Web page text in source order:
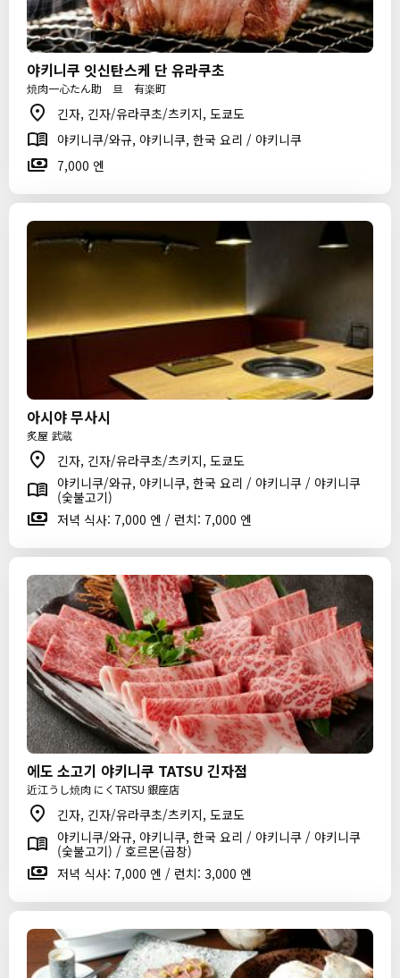
야키니쿠 잇신탄스케 단 유라쿠초
焼肉一心たん助 旦 有楽町
긴자, 긴자/유라쿠초/츠키지, 도쿄도
야키니쿠/와규, 야키니쿠, 한국 요리 / 야키니쿠
7,000 엔
아시야 무사시
炙屋 武蔵
긴자, 긴자/유라쿠초/츠키지, 도쿄도
야키니쿠/와규, 야키니쿠, 한국 요리 / 야키니쿠 / 야키니쿠
(숯불고기)
저녁 식사: 7,000 엔 / 런치: 7,000 엔
에도 소고기 야키니쿠 TATSU 긴자점
近江うし焼肉 にくTATSU 銀座店
긴자, 긴자/유라쿠초/츠키지, 도쿄도
야키니쿠/와규, 야키니쿠, 한국 요리 / 야키니쿠 / 야키니쿠
(숯불고기) / 호르몬(곱창)
저녁 식사: 7,000 엔 / 런치: 3,000 엔